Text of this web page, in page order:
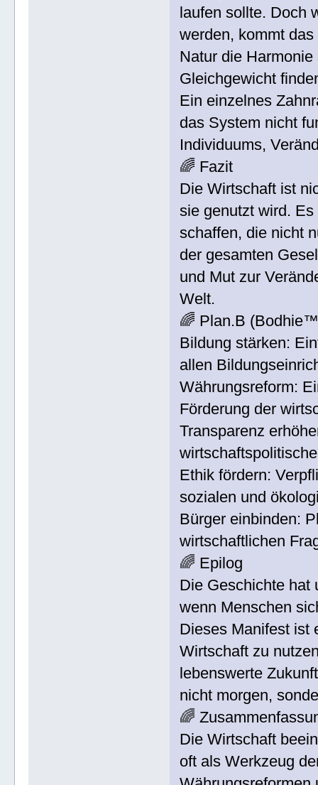
laufen sollte. Doch
werden, kommt
Natur die
Gleichgewicht
Ein einzelnes
das System nicht
Individuums,
🌈 Fazit
Die Wirtschaft ist
sie genutzt wird.
schaffen, die nicht
der gesamten
und Mut zur
Welt.
🌈 Plan.B
Bildung stärken:
allen
Währungsreform:
Förderung der
Transparenz
Ethik fördern:
sozialen und
Bürger einbinden:
wirtschaftlichen
🌈 Epilog
Die Geschichte hat
wenn Menschen
Dieses Manifest ist
Wirtschaft zu
lebenswerte
nicht morgen,
🌈
Die Wirtschaft
oft als Werkzeug